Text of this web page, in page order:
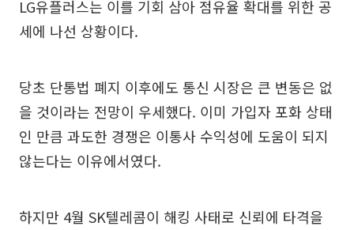
LG유플러스는 이를 기회 삼아 점유율 확대를 위한 공
세에 나선 상황이다.
당초 단통법 폐지 이후에도 통신 시장은 큰 변동은 없
을 것이라는 전망이 우세했다. 이미 가입자 포화 상태
인 만큼 과도한 경쟁은 이통사 수익성에 도움이 되지
않는다는 이유에서였다.
하지만 4월 SK텔레콤이 해킹 사태로 신뢰에 타격을